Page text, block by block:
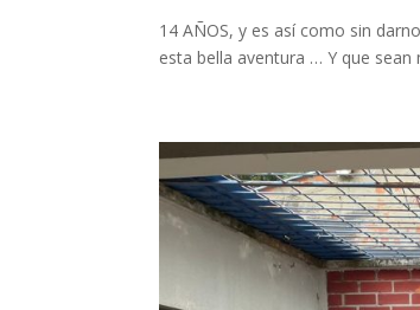
14 AÑOS, y es así como sin
esta bella aventura … Y que